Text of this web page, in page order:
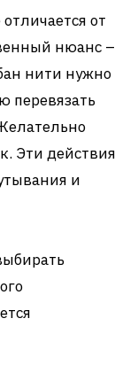
от
нюанс –
нити нужно
перевязать
Эти действия
и